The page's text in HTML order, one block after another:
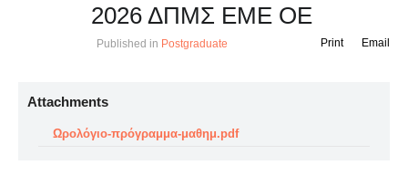
2026 ΔΠΜΣ ΕΜΕ ΟΕ
Published in Postgraduate Email
Print
Attachments
Ωρολόγιο-πρόγραμμα-μαθημ.pdf